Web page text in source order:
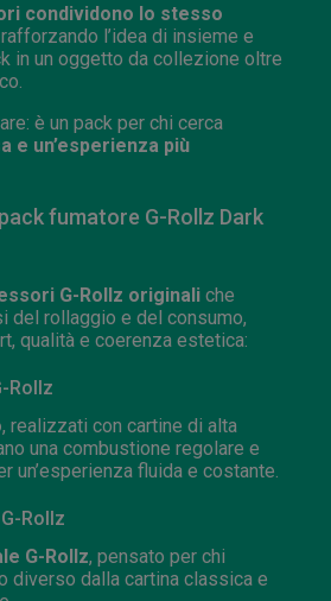
condividono lo stesso
l’idea di insieme e
in un oggetto da collezione oltre
è un pack per chi cerca
e un’esperienza più
fumatore G-Rollz Dark
G-Rollz originali che
del rollaggio e del consumo,
qualità e coerenza estetica:
Rollz
, realizzati con cartine di alta
una combustione regolare e
un’esperienza fluida e costante.
Rollz
G-Rollz, pensato per chi
diverso dalla cartina classica e